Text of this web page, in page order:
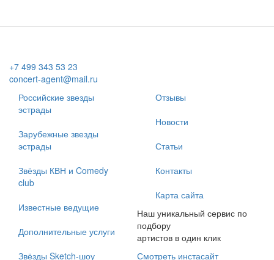
+7 499 343 53 23
concert-agent@mail.ru
Российские звезды
эстрады
Зарубежные звезды
эстрады
Звёзды КВН и Comedy
club
Известные ведущие
Дополнительные услуги
Звёзды Sketch-шоу
Отзывы
Новости
Статьи
Контакты
Карта сайта
Наш уникальный сервис по
подбору
артистов в один клик
Смотреть инстасайт